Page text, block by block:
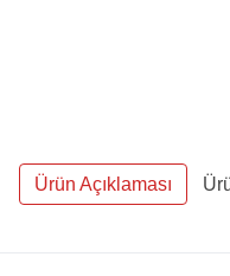
Ürün Açıklaması